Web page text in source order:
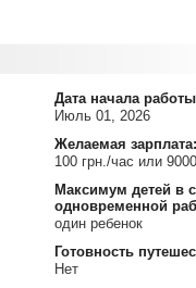
Дата начала
Июль 01, 2026
Желаемая зарплата:
100 грн./час или
Максимум детей в
одновременной
один ребенок
Готовность
Нет